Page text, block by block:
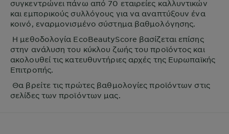
συγκεντρώνει πάνω από 70 εταιρείες καλλυντικών
και εμπορικούς συλλόγους για να αναπτύξουν ένα
κοινό, εναρμονισμένο σύστημα βαθμολόγησης.
Η μεθοδολογία EcoBeautyScore βασίζεται επίσης
στην ανάλυση του κύκλου ζωής του προϊόντος και
ακολουθεί τις κατευθυντήριες αρχές της Ευρωπαϊκής
Επιτροπής.
Θα βρείτε τις πρώτες βαθμολογίες προϊόντων στις
σελίδες των προϊόντων μας.